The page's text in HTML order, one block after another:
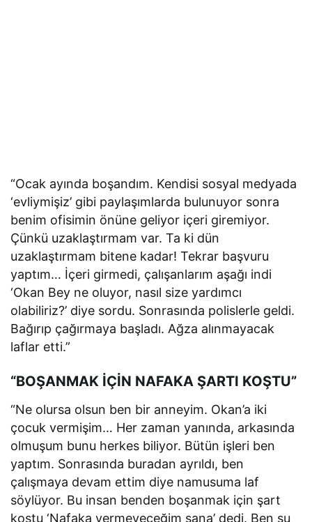
“Ocak ayında boşandım. Kendisi sosyal medyada
‘evliymişiz’ gibi paylaşımlarda bulunuyor sonra
benim ofisimin önüne geliyor içeri giremiyor.
Çünkü uzaklaştırmam var. Ta ki dün
uzaklaştırmam bitene kadar! Tekrar başvuru
yaptım… İçeri girmedi, çalışanlarım aşağı indi
‘Okan Bey ne oluyor, nasıl size yardımcı
olabiliriz?’ diye sordu. Sonrasında polislerle geldi.
Bağırıp çağırmaya başladı. Ağza alınmayacak
laflar etti.”
“BOŞANMAK İÇİN NAFAKA ŞARTI KOŞTU”
“Ne olursa olsun ben bir anneyim. Okan’a iki
çocuk vermişim… Her zaman yanında, arkasında
olmuşum bunu herkes biliyor. Bütün işleri ben
yaptım. Sonrasında buradan ayrıldı, ben
çalışmaya devam ettim diye namusuma laf
söylüyor. Bu insan benden boşanmak için şart
koştu ‘Nafaka vermeyeceğim sana’ dedi. Ben şu